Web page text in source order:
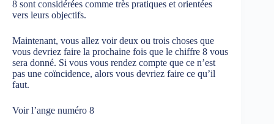
8 sont considérées comme très pratiques et orientées
vers leurs objectifs.
Maintenant, vous allez voir deux ou trois choses que
vous devriez faire la prochaine fois que le chiffre 8 vous
sera donné. Si vous vous rendez compte que ce n’est
pas une coïncidence, alors vous devriez faire ce qu’il
faut.
Voir l’ange numéro 8